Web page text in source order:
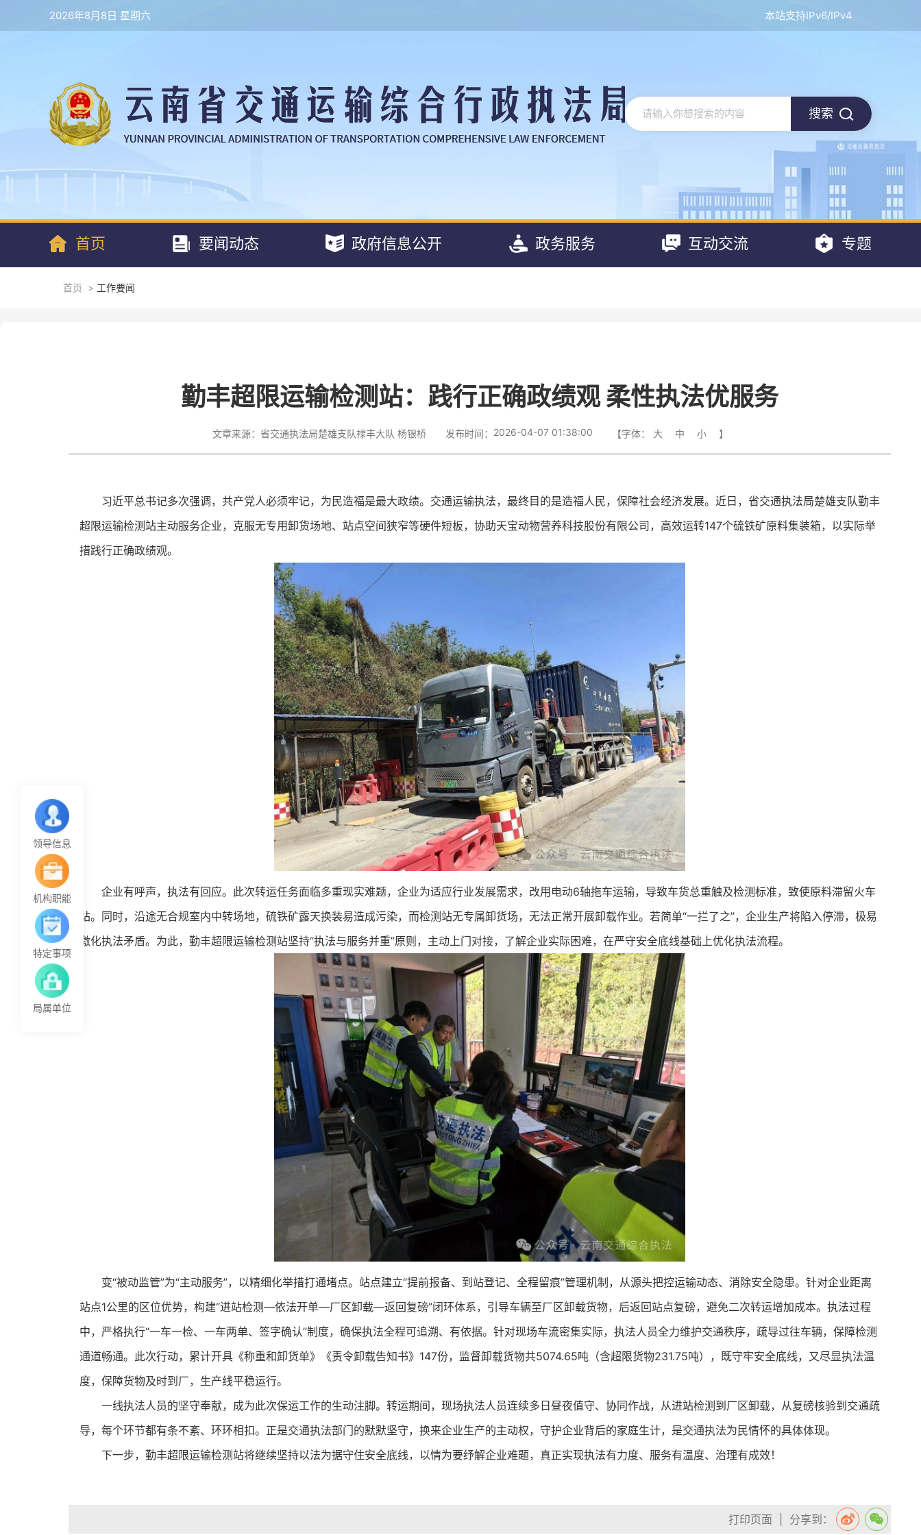
本站支持IPv6/IPv4
2026年8月8日 星期六
搜索
首页 要闻动态 政府信息公开 政务服务 互动交流 专题
领导信息
机构职能
特定事项
局属单位
首页 > 工作要闻
勤丰超限运输检测站：践行正确政绩观 柔性执法优服务
文章来源： 省交通执法局楚雄支队禄丰大队 杨银桥 发布时间： 2026-04-07 01:38:00 【字体： 大 中 小 】
习近平总书记多次强调，共产党人必须牢记，为民造福是最大政绩。交通运输执法，最终目的是造福人民，保障社会经济发展。近日，省交通执法局楚雄支队勤丰
超限运输检测站主动服务企业，克服无专用卸货场地、站点空间狭窄等硬件短板，协助天宝动物营养科技股份有限公司，高效运转147个硫铁矿原料集装箱，以实际举
措践行正确政绩观。
企业有呼声，执法有回应。此次转运任务面临多重现实难题，企业为适应行业发展需求，改用电动6轴拖车运输，导致车货总重触及检测标准，致使原料滞留火车
站。同时，沿途无合规室内中转场地，硫铁矿露天换装易造成污染，而检测站无专属卸货场，无法正常开展卸载作业。若简单“一拦了之”，企业生产将陷入停滞，极易
激化执法矛盾。为此，勤丰超限运输检测站坚持“执法与服务并重”原则，主动上门对接，了解企业实际困难，在严守安全底线基础上优化执法流程。
变“被动监管”为“主动服务”，以精细化举措打通堵点。站点建立“提前报备、到站登记、全程留痕”管理机制，从源头把控运输动态、消除安全隐患。针对企业距离
站点1公里的区位优势，构建“进站检测—依法开单—厂区卸载—返回复磅”闭环体系，引导车辆至厂区卸载货物，后返回站点复磅，避免二次转运增加成本。执法过程
中，严格执行“一车一检、一车两单、签字确认”制度，确保执法全程可追溯、有依据。针对现场车流密集实际，执法人员全力维护交通秩序，疏导过往车辆，保障检测
通道畅通。此次行动，累计开具《称重和卸货单》《责令卸载告知书》147份，监督卸载货物共5074.65吨（含超限货物231.75吨），既守牢安全底线，又尽显执法温
度，保障货物及时到厂，生产线平稳运行。
一线执法人员的坚守奉献，成为此次保运工作的生动注脚。转运期间，现场执法人员连续多日昼夜值守、协同作战，从进站检测到厂区卸载，从复磅核验到交通疏
导，每个环节都有条不紊、环环相扣。正是交通执法部门的默默坚守，换来企业生产的主动权，守护企业背后的家庭生计，是交通执法为民情怀的具体体现。
下一步，勤丰超限运输检测站将继续坚持以法为据守住安全底线，以情为要纾解企业难题，真正实现执法有力度、服务有温度、治理有成效！
| 分享到：
打印页面